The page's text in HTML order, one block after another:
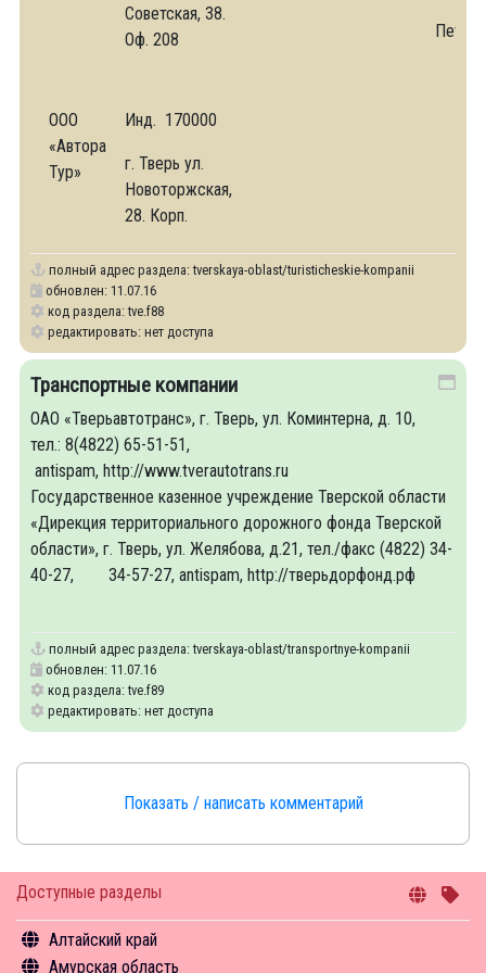
Доступные разделы
Алтайский край
Общая информация
Амурская область
Советская, 38.
Оф. 208
ООО
«Автора
Тур»
Инд. 170000
г. Тверь ул.
Новоторжская,
28. Корп.
полный адрес раздела:tverskaya-oblast/turisticheskie-kompanii
обновлен: 11.07.16
код раздела: tve.f88
редактировать: нет доступа
Транспортные компании
ОАО «Тверьавтотранс», г. Тверь, ул. Коминтерна, д. 10,
тел.: 8(4822) 65-51-51,
antispam, http://www.tverautotrans.ru
Государственное казенное учреждение Тверской области
«Дирекция территориального дорожного фонда Тверской
области», г. Тверь, ул. Желябова, д.21, тел./факс (4822) 34-
40-27, 34-57-27, antispam, http://тверьдорфонд.рф
полный адрес раздела:tverskaya-oblast/transportnye-kompanii
обновлен: 11.07.16
код раздела: tve.f89
редактировать: нет доступа
Показать / написать комментарий